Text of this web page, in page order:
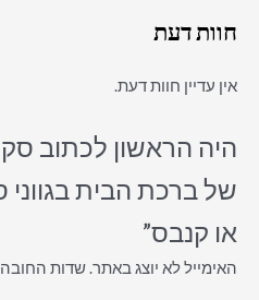
חוות דעת
אין עדיין חוות דעת.
של ברכת הבית בגווני
או קנבס”
האימייל לא יוצג באתר.שדות